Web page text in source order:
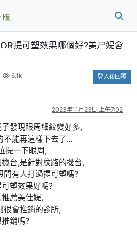
提可塑效果哪個好?美ㄕ媞會
6.1k 登入後回覆
2023年11月23日 上午7:02
發現眼周細紋變好多,
不能再這樣下去了…
提一下眼周,
台,是針對紋路的機台,
問有人打過提可塑嗎?
塑效果好嗎?
薦美仕媞,
很會推銷的診所,
銷嗎?